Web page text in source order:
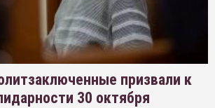
призвали к
30 октября